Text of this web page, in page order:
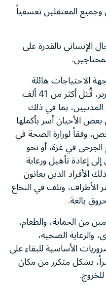
المعتقلين تعسفياً
الإنساني بالقدرة على
الاحتياجات هائلة
والعنف المستمر. وبحسب التقارير، قُتل أكثر من 41 ألف
بما في ذلك
الأحيان أسر بأكملها
وفقاً لوزارة الصحة في
في غزة، أو نحو
إلى إعادة تأهيل ورعاية
الأفراد الذين يعانون
الأطراف، وتلف في النخاع
بالغة.
من الحماية، والطعام،
والرعاية الصحية،
الأساسية للبقاء على
بشكل متكرر من مكان